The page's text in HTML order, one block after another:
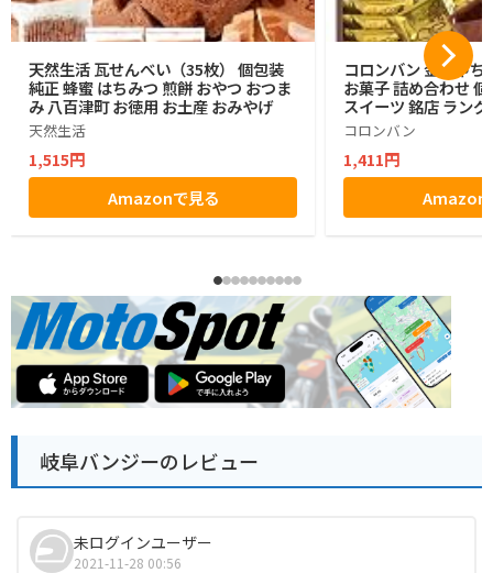
天然生活 瓦せんべい（35枚） 個包装
純正 蜂蜜 はちみつ 煎餅 おやつ おつま
み 八百津町 お徳用 お土産 おみやげ
天然生活
1,515円
Amazonで見る
コロンバン 金しゃち
お菓子 詰め合わせ
スイーツ 銘店 ラン
コロンバン
1,411円
Amazon
岐阜バンジーのレビュー
未ログインユーザー
2021-11-28 00:56